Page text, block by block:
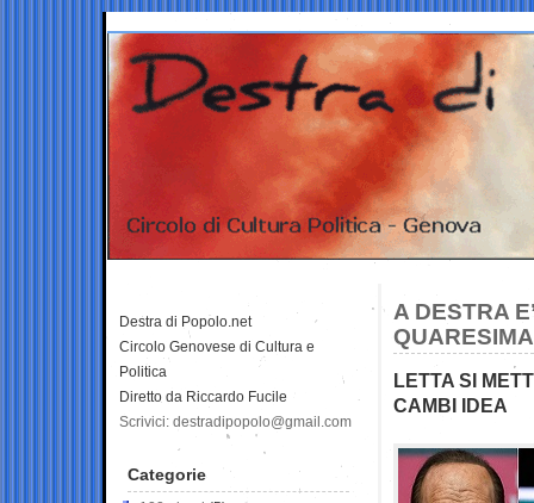
A DESTRA
QUARESIMA
LETTA SI
CAMBI IDEA
Destra di Popolo.net
Circolo Genovese di Cultura e
Politica
Diretto da Riccardo Fucile
Scrivici: destradipopolo@gmail.com
Categorie